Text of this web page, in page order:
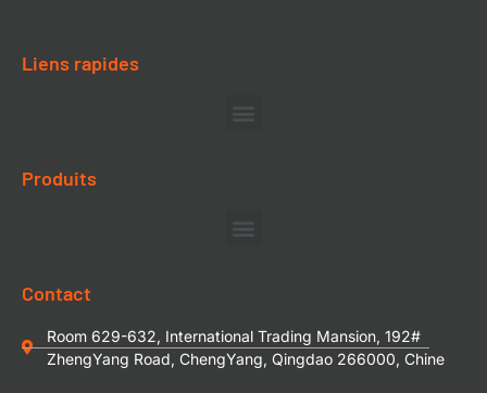
Liens rapides
Produits
Contact
Room 629-632, International Trading Mansion, 192#
ZhengYang Road, ChengYang, Qingdao 266000, Chine